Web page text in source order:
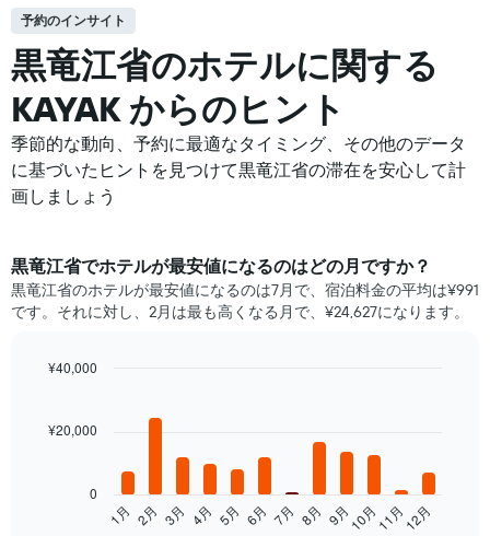
予約のインサイト
黒竜江省の​ホテルに関する
KAYAK からのヒント
季節的な動向、予約に最適なタイミング、その他のデータ
に基づいたヒントを見つけて黒竜江省の滞在を安心して計
画しましょう
黒竜江省​で​ホテル​が最安値になるのはどの月ですか？
黒竜江省のホテルが最安値になるのは7月で、宿泊料金の平均は¥991
です。それに対し、2月は最も高くなる月で、¥24,627になります。
with
1月 2月 3月 4月 5月 6月 7月 8月 9月10月11月12月
0
¥20,000
¥40,000